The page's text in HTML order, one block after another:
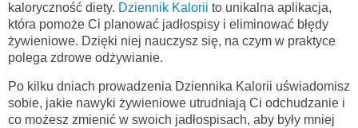
kaloryczność diety. Dziennik Kalorii to unikalna aplikacja,
która pomoże Ci planować jadłospisy i eliminować błędy
żywieniowe. Dzięki niej nauczysz się, na czym w praktyce
polega zdrowe odżywianie.
Po kilku dniach prowadzenia Dziennika Kalorii uświadomisz
sobie, jakie nawyki żywieniowe utrudniają Ci odchudzanie i
co możesz zmienić w swoich jadłospisach, aby były mniej